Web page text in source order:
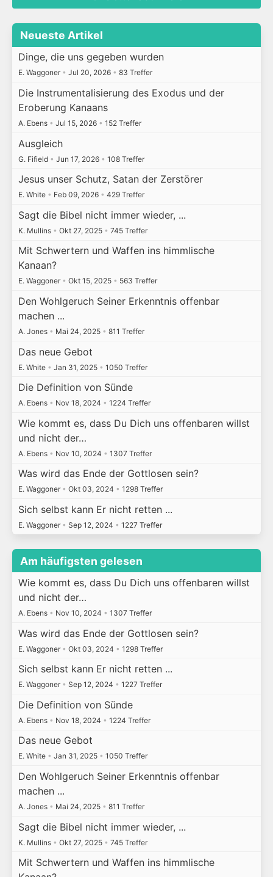
Neueste Artikel
Dinge, die uns gegeben wurden
E. Waggoner • Jul 20, 2026 • 83 Treffer
Die Instrumentalisierung des Exodus und der
Eroberung Kanaans
A. Ebens • Jul 15, 2026 • 152 Treffer
Ausgleich
G. Fifield • Jun 17, 2026 • 108 Treffer
Jesus unser Schutz, Satan der Zerstörer
E. White • Feb 09, 2026 • 429 Treffer
Sagt die Bibel nicht immer wieder, ...
K. Mullins • Okt 27, 2025 • 745 Treffer
Mit Schwertern und Waffen ins himmlische
Kanaan?
E. Waggoner • Okt 15, 2025 • 563 Treffer
Den Wohlgeruch Seiner Erkenntnis offenbar
machen ...
A. Jones • Mai 24, 2025 • 811 Treffer
Das neue Gebot
E. White • Jan 31, 2025 • 1050 Treffer
Die Definition von Sünde
A. Ebens • Nov 18, 2024 • 1224 Treffer
Wie kommt es, dass Du Dich uns offenbaren willst
und nicht der…
A. Ebens • Nov 10, 2024 • 1307 Treffer
Was wird das Ende der Gottlosen sein?
E. Waggoner • Okt 03, 2024 • 1298 Treffer
Sich selbst kann Er nicht retten ...
E. Waggoner • Sep 12, 2024 • 1227 Treffer
Am häufigsten gelesen
Wie kommt es, dass Du Dich uns offenbaren willst
und nicht der…
A. Ebens • Nov 10, 2024 • 1307 Treffer
Was wird das Ende der Gottlosen sein?
E. Waggoner • Okt 03, 2024 • 1298 Treffer
Sich selbst kann Er nicht retten ...
E. Waggoner • Sep 12, 2024 • 1227 Treffer
Die Definition von Sünde
A. Ebens • Nov 18, 2024 • 1224 Treffer
Das neue Gebot
E. White • Jan 31, 2025 • 1050 Treffer
Den Wohlgeruch Seiner Erkenntnis offenbar
machen ...
A. Jones • Mai 24, 2025 • 811 Treffer
Sagt die Bibel nicht immer wieder, ...
K. Mullins • Okt 27, 2025 • 745 Treffer
Mit Schwertern und Waffen ins himmlische